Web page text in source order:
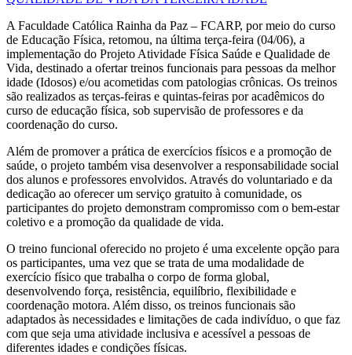
A Faculdade Católica Rainha da Paz – FCARP, por meio do curso
de Educação Física, retomou, na última terça-feira (04/06), a
implementação do Projeto Atividade Física Saúde e Qualidade de
Vida, destinado a ofertar treinos funcionais para pessoas da melhor
idade (Idosos) e/ou acometidas com patologias crônicas. Os treinos
são realizados as terças-feiras e quintas-feiras por acadêmicos do
curso de educação física, sob supervisão de professores e da
coordenação do curso.
Além de promover a prática de exercícios físicos e a promoção de
saúde, o projeto também visa desenvolver a responsabilidade social
dos alunos e professores envolvidos. Através do voluntariado e da
dedicação ao oferecer um serviço gratuito à comunidade, os
participantes do projeto demonstram compromisso com o bem-estar
coletivo e a promoção da qualidade de vida.
O treino funcional oferecido no projeto é uma excelente opção para
os participantes, uma vez que se trata de uma modalidade de
exercício físico que trabalha o corpo de forma global,
desenvolvendo força, resistência, equilíbrio, flexibilidade e
coordenação motora. Além disso, os treinos funcionais são
adaptados às necessidades e limitações de cada indivíduo, o que faz
com que seja uma atividade inclusiva e acessível a pessoas de
diferentes idades e condições físicas.